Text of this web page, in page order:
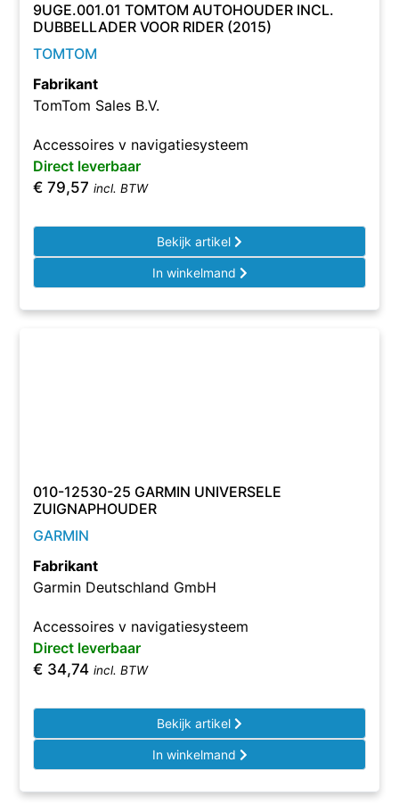
9UGE.001.01 TOMTOM AUTOHOUDER INCL.
DUBBELLADER VOOR RIDER (2015)
TOMTOM
Fabrikant
TomTom Sales B.V.
Accessoires v navigatiesysteem
Direct leverbaar
€ 79,57 incl. BTW
Bekijk artikel
In winkelmand
010-12530-25 GARMIN UNIVERSELE
ZUIGNAPHOUDER
GARMIN
Fabrikant
Garmin Deutschland GmbH
Accessoires v navigatiesysteem
Direct leverbaar
€ 34,74 incl. BTW
Bekijk artikel
In winkelmand